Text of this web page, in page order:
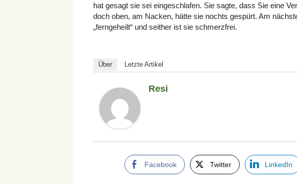
hat gesagt sie sei eingeschlafen. Sie sagte, dass Sie eine
doch oben, am Nacken, hätte sie nochts gespürt. Am
„ferngeheilt“ und seither ist sie schmerzfrei.
Über Letzte Artikel
Resi
Facebook Twitter LinkedIn